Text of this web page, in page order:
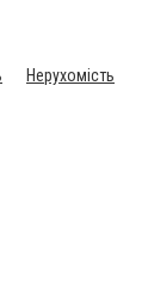
Нерухомість